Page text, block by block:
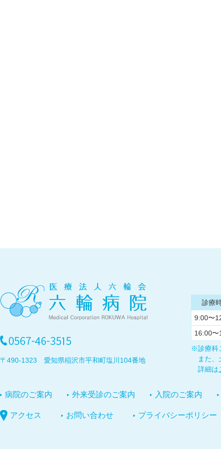
〒490-1323 愛知県稲沢市平和町塩川104番地
診療
9:00〜
16:00〜
※診療科
また
詳細は
病院のご案内 外来受診のご案内 入院のご案内
アクセス お問い合わせ プライバシーポリシー